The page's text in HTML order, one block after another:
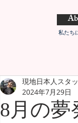
私たち
8月の夢
現地日本人スタ
2024年7月29日